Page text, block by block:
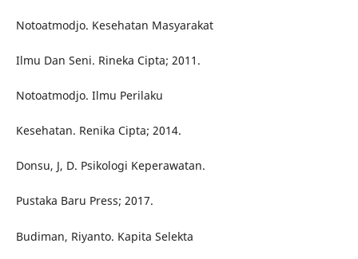
Notoatmodjo. Kesehatan Masyarakat
Ilmu Dan Seni. Rineka Cipta; 2011.
Notoatmodjo. Ilmu Perilaku
Kesehatan. Renika Cipta; 2014.
Donsu, J, D. Psikologi Keperawatan.
Pustaka Baru Press; 2017.
Budiman, Riyanto. Kapita Selekta